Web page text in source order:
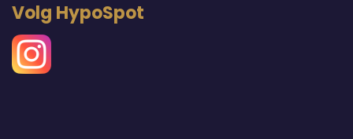
Volg HypoSpot